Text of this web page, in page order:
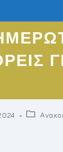
Post